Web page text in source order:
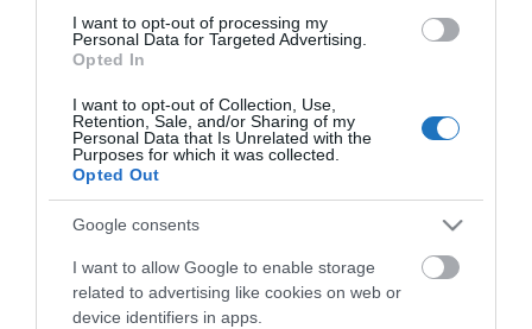
I want to opt-out of processing my
Personal Data for Targeted Advertising.
Opted In
I want to opt-out of Collection, Use,
Retention, Sale, and/or Sharing of my
Personal Data that Is Unrelated with the
Purposes for which it was collected.
Opted Out
Google consents
I want to allow Google to enable storage
related to advertising like cookies on web or
device identifiers in apps.
KÖZÖSSÉGÜNK TÉGED IS VÁR!
NÉZZ KÖRBE TÉMÁK SZERINT!
AIRBNB AJÁNLÓ AUSZTRIA BALATON BELFÖLDI TURIZMUS
BOOKING BUDAPEST